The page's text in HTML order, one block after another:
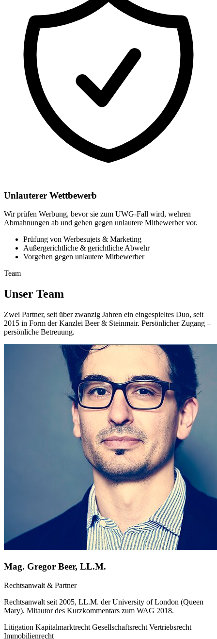
Unlauterer Wettbewerb
Wir prüfen Werbung, bevor sie zum UWG-Fall wird, wehren
Abmahnungen ab und gehen gegen unlautere Mitbewerber vor.
Prüfung von Werbesujets & Marketing
Außergerichtliche & gerichtliche Abwehr
Vorgehen gegen unlautere Mitbewerber
Team
Unser Team
Zwei Partner, seit über zwanzig Jahren ein eingespieltes Duo, seit
2015 in Form der Kanzlei Beer & Steinmair. Persönlicher Zugang –
persönliche Betreuung.
Mag. Gregor Beer, LL.M.
Rechtsanwalt & Partner
Rechtsanwalt seit 2005, LL.M. der University of London (Queen
Mary). Mitautor des Kurzkommentars zum WAG 2018.
Litigation Kapitalmarktrecht Gesellschaftsrecht Vertriebsrecht
Immobilienrecht